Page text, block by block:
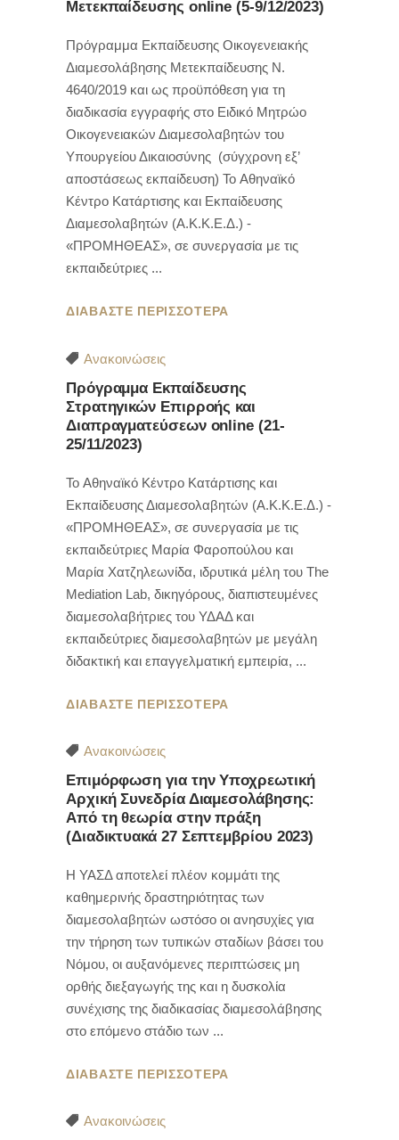
Μετεκπαίδευσης online (5-9/12/2023)
Πρόγραμμα Εκπαίδευσης Οικογενειακής
Διαμεσολάβησης Μετεκπαίδευσης Ν.
4640/2019 και ως προϋπόθεση για τη
διαδικασία εγγραφής στο Ειδικό Μητρώο
Οικογενειακών Διαμεσολαβητών του
Υπουργείου Δικαιοσύνης (σύγχρονη εξ’
αποστάσεως εκπαίδευση) To Αθηναϊκό
Κέντρο Κατάρτισης και Εκπαίδευσης
Διαμεσολαβητών (Α.Κ.Κ.Ε.Δ.) -
«ΠΡΟΜΗΘΕΑΣ», σε συνεργασία με τις
εκπαιδεύτριες
ΔΙΑΒΑΣΤΕ ΠΕΡΙΣΣΟΤΕΡΑ
Ανακοινώσεις
Πρόγραμμα Εκπαίδευσης
Στρατηγικών Επιρροής και
Διαπραγματεύσεων online (21-
25/11/2023)
To Αθηναϊκό Κέντρο Κατάρτισης και
Εκπαίδευσης Διαμεσολαβητών (Α.Κ.Κ.Ε.Δ.) -
«ΠΡΟΜΗΘΕΑΣ», σε συνεργασία με τις
εκπαιδεύτριες Μαρία Φαροπούλου και
Μαρία Χατζηλεωνίδα, ιδρυτικά μέλη του The
Mediation Lab, δικηγόρους, διαπιστευμένες
διαμεσολαβήτριες του ΥΔΑΔ και
εκπαιδεύτριες διαμεσολαβητών με μεγάλη
διδακτική και επαγγελματική εμπειρία,
ΔΙΑΒΑΣΤΕ ΠΕΡΙΣΣΟΤΕΡΑ
Ανακοινώσεις
Επιμόρφωση για την Υποχρεωτική
Αρχική Συνεδρία Διαμεσολάβησης:
Από τη θεωρία στην πράξη
(Διαδικτυακά 27 Σεπτεμβρίου 2023)
Η ΥΑΣΔ αποτελεί πλέον κομμάτι της
καθημερινής δραστηριότητας των
διαμεσολαβητών ωστόσο οι ανησυχίες για
την τήρηση των τυπικών σταδίων βάσει του
Νόμου, οι αυξανόμενες περιπτώσεις μη
ορθής διεξαγωγής της και η δυσκολία
συνέχισης της διαδικασίας διαμεσολάβησης
στο επόμενο στάδιο των
ΔΙΑΒΑΣΤΕ ΠΕΡΙΣΣΟΤΕΡΑ
Ανακοινώσεις